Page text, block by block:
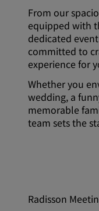
From our
equipped with
dedicated
committed to
experience for
Whether you
wedding, a
memorable
team sets the
Radisson